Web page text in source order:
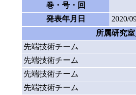
巻・号・回
発表年月日
2020/
所属研究
先端技術チーム
先端技術チーム
先端技術チーム
先端技術チーム